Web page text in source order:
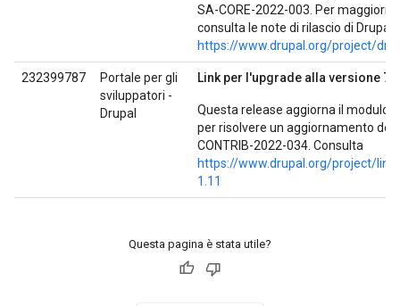
SA-CORE-2022-003. Per maggiori
consulta le note di rilascio di Drupal
https://www.drupal.org/project/
232399787
Portale per gli
sviluppatori -
Drupal
Link per l'upgrade alla versione
Questa release aggiorna il modulo
per risolvere un aggiornamento
CONTRIB-2022-034. Consulta
https://www.drupal.org/project/
1.11
Questa pagina è stata utile?